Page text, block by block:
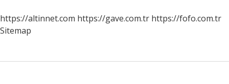
https://altinnet.com https://gave.com.tr https://fofo.com.tr
Sitemap